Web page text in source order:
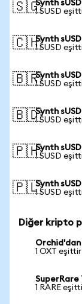
🇸🇬Synth
1 SUSD
🇨🇭Synth
1 SUSD
🇧🇷Synth
1 SUSD
🇧🇩Synth
1 SUSD
🇵🇭Synth
1 SUSD
🇵🇱Synth
1 SUSD
Diğer kripto
Orchid'dan
1 OXT eşittir
SuperRare
1 RARE